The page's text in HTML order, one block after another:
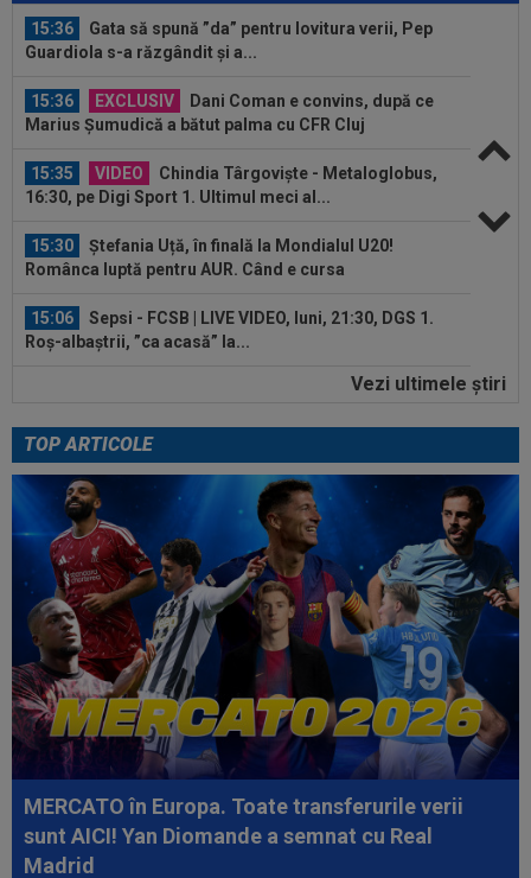
15:36
Gata să spună ”da” pentru lovitura verii, Pep
Guardiola s-a răzgândit și a...
15:36 EXCLUSIV
Dani Coman e convins, după ce
Marius Șumudică a bătut palma cu CFR Cluj
15:35 VIDEO
Chindia Târgoviște - Metaloglobus,
16:30, pe Digi Sport 1. Ultimul meci al...
15:30
Ștefania Uță, în finală la Mondialul U20!
Românca luptă pentru AUR. Când e cursa
15:06
Sepsi - FCSB | LIVE VIDEO, luni, 21:30, DGS 1.
Roș-albaștrii, ”ca acasă” la...
De nicăieri! Președintele unui club din
14:49
Marius Baciu a spus totul despre presupusa
”ruptură” cu Florin Tănase: ”S-ar...
15:38
Începe scandalul: Frenkie De Jong a refuzat-o
pe Barcelona!
15:36
Gata să spună ”da” pentru lovitura verii, Pep
Guardiola s-a răzgândit și a...
15:36 EXCLUSIV
Dani Coman e convins, după ce
Marius Șumudică a bătut palma cu CFR Cluj
15:35 VIDEO
Chindia Târgoviște - Metaloglobus,
16:30, pe Digi Sport 1. Ultimul meci al...
15:30
Ștefania Uță, în finală la Mondialul U20!
Românca luptă pentru AUR. Când e cursa
Vezi ultimele ştiri
TOP ARTICOLE
MERCATO în Europa. Toate transferurile verii
sunt AICI! Yan Diomande a semnat cu Real
Madrid